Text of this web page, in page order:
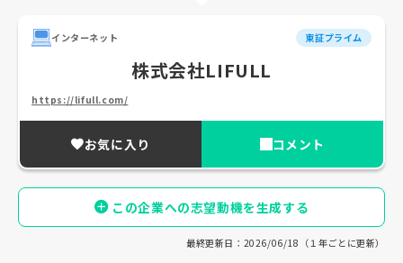
インターネット 東証プライム
株式会社LIFULL
https://lifull.com/
お気に入り コメント
この企業への志望動機を生成する
最終更新日：2026/06/18（１年ごとに更新）